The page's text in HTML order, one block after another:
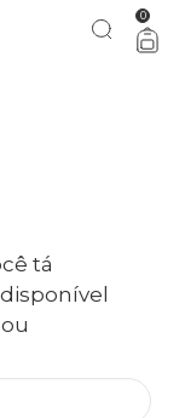
gente aproveita! 0
tá